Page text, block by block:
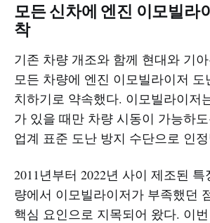
모든 신차에 엔진 이모빌라
착
기존 차량 개조와 함께 현대와 기
모든 차량에 엔진 이모빌라이저 도
치하기로 약속했다. 이모빌라이저
가 있을 때만 차량 시동이 가능하
업계 표준 도난 방지 수단으로 인
2011년부터 2022년 사이 제조된 특
량에서 이모빌라이저가 부족했던
핵심 요인으로 지목되어 왔다. 이